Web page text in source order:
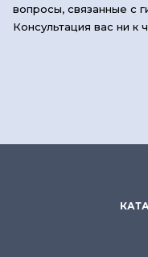
вопросы, связанные с
Консультация вас ни к